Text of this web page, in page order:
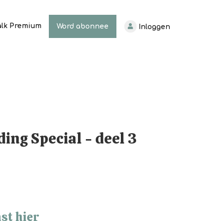
Premium Word abonnee Inloggen
Special - deel 3
hier